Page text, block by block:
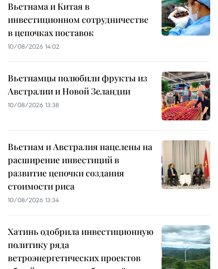
Вьетнама и Китая в
инвестиционном сотрудничестве
в цепочках поставок
10/08/2026 14:02
Вьетнамцы полюбили фрукты из
Австралии и Новой Зеландии
10/08/2026 13:38
Вьетнам и Австралия нацелены на
расширение инвестиций в
развитие цепочки создания
стоимости риса
10/08/2026 13:34
Хатинь одобрила инвестиционную
политику ряда
ветроэнергетических проектов